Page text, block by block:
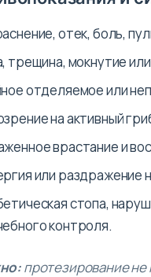
отек, боль,
трещина, мокнутие
отделяемое или
на активный
врастание и
или раздражение
стопа,
контроля.
протезирование не